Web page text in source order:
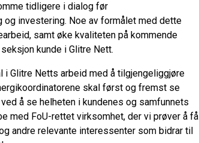
tidligere i dialog før
og investering. Noe av formålet med dette
samt øke kvaliteten på kommende
kunde i Glitre Nett.
Glitre Netts arbeid med å tilgjengeliggjøre
skal først og fremst se
å se helheten i kundenes og samfunnets
med FoU-rettet virksomhet, der vi prøver å få
andre relevante interessenter som bidrar til